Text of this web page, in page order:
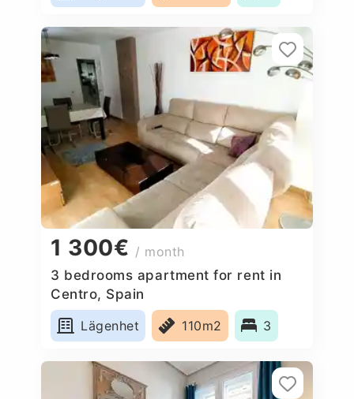
1 300€ / month
3 bedrooms apartment for rent in
Centro, Spain
Lägenhet
110m2 3